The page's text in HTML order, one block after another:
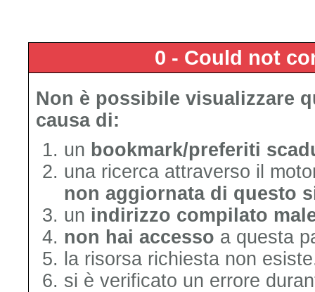
0 - Could not
Non è possibile visualizzare
causa di:
un bookmark/preferiti
una ricerca attraverso il
non aggiornata di questo
un indirizzo compilato
non hai accesso a questa
la risorsa richiesta non
si è verificato un errore